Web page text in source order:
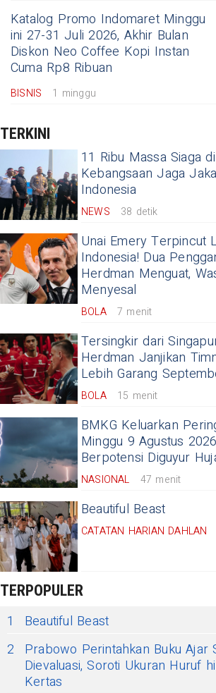
Katalog Promo Indomaret Minggu
ini 27-31 Juli 2026, Akhir Bulan
Diskon Neo Coffee Kopi Instan
Cuma Rp8 Ribuan
BISNIS 1 minggu
TERKINI
11 Ribu Massa Siaga
Kebangsaan Jaga
Indonesia
NEWS 38 detik
Unai Emery Terpincut
Indonesia! Dua
Herdman Menguat,
Menyesal
BOLA 7 menit
Tersingkir dari
Herdman Janjikan
Lebih Garang
BOLA 15 menit
BMKG Keluarkan
Minggu 9 Agustus
Berpotensi Diguyur
NASIONAL 47 menit
Beautiful Beast
CATATAN HARIAN DAHLAN
TERPOPULER
1
Beautiful Beast
2
Prabowo Perintahkan Buku Ajar
Dievaluasi, Soroti Ukuran Huruf
Kertas